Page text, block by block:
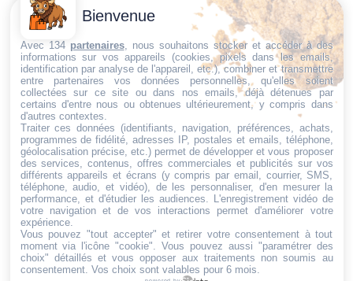
Trouvez ce qu'il vous faut,
au bon endroit
Conditions
générales
de vente
Politique de
cookies
Politique de
confidentialité
Mentions
légales
Conditions de
retour et de
remboursement
Droit de
rétractation
Contactez-
Nous
Email:
dt@sasbms.fr
Bienvenue
Avec 134 partenaires, nous souhaitons stocker et accéder à des
informations sur vos appareils (cookies, pixels dans les emails,
identification par analyse de l'appareil, etc.), combiner et transmettre
entre partenaires vos données personnelles, qu'elles soient
collectées sur ce site ou dans nos emails, déjà détenues par
certains d'entre nous ou obtenues ultérieurement, y compris dans
d'autres contextes.
Traiter ces données (identifiants, navigation, préférences, achats,
programmes de fidélité, adresses IP, postales et emails, téléphone,
géolocalisation précise, etc.) permet de développer et vous proposer
des services, contenus, offres commerciales et publicités sur vos
différents appareils et écrans (y compris par email, courrier, SMS,
téléphone, audio, et vidéo), de les personnaliser, d'en mesurer la
performance, et d'étudier les audiences. L'enregistrement vidéo de
votre navigation et de vos interactions permet d'améliorer votre
expérience.
Vous pouvez "tout accepter" et retirer votre consentement à tout
moment via l'icône "cookie" . Vous pouvez aussi "paramétrer des
choix" détaillés et vous opposer aux traitements non soumis au
consentement. Vos choix sont valables pour 6 mois.